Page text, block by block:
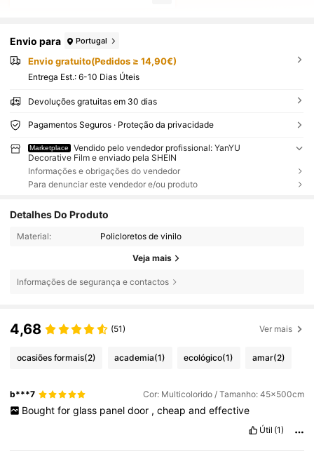
Envio para Portugal
Envio gratuito(Pedidos ≥ 14,90€)
Entrega Est.: 6-10 Dias Úteis
Devoluções gratuitas em 30 dias
Pagamentos Seguros · Proteção da privacidade
Marketplace
Vendido pelo vendedor profissional: YanYU
Decorative Film e enviado pela SHEIN
Informações e obrigações do vendedor
Para denunciar este vendedor e/ou produto
Detalhes Do Produto
Material: Policloretos de vinilo
Veja mais
Informações de segurança e contactos
4,68 (51) Ver mais
ocasiões formais(2) academia(1) ecológico(1) amar(2)
b***7 Cor: Multicolorido / Tamanho: 45x500cm
Bought for glass panel door , cheap and effective
Útil (1)